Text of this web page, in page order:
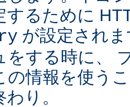
するために
が設定され
をする時に、
の情報を使う
わり。